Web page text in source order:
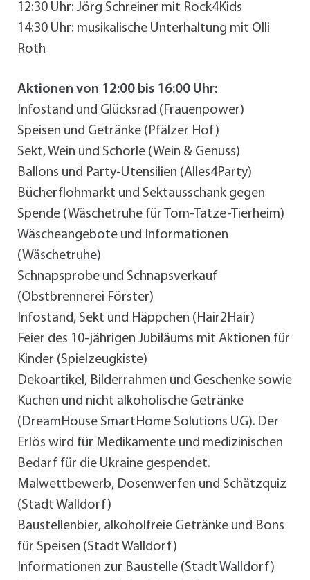
12:30 Uhr: Jörg Schreiner mit Rock4Kids
14:30 Uhr: musikalische Unterhaltung mit Olli
Roth
Aktionen von 12:00 bis 16:00 Uhr:
Infostand und Glücksrad (Frauenpower)
Speisen und Getränke (Pfälzer Hof)
Sekt, Wein und Schorle (Wein & Genuss)
Ballons und Party-Utensilien (Alles4Party)
Bücherflohmarkt und Sektausschank gegen
Spende (Wäschetruhe für Tom-Tatze-Tierheim)
Wäscheangebote und Informationen
(Wäschetruhe)
Schnapsprobe und Schnapsverkauf
(Obstbrennerei Förster)
Infostand, Sekt und Häppchen (Hair2Hair)
Feier des 10-jährigen Jubiläums mit Aktionen für
Kinder (Spielzeugkiste)
Dekoartikel, Bilderrahmen und Geschenke sowie
Kuchen und nicht alkoholische Getränke
(DreamHouse SmartHome Solutions UG). Der
Erlös wird für Medikamente und medizinischen
Bedarf für die Ukraine gespendet.
Malwettbewerb, Dosenwerfen und Schätzquiz
(Stadt Walldorf)
Baustellenbier, alkoholfreie Getränke und Bons
für Speisen (Stadt Walldorf)
Informationen zur Baustelle (Stadt Walldorf)